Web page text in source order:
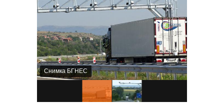
Снимка БГНЕС